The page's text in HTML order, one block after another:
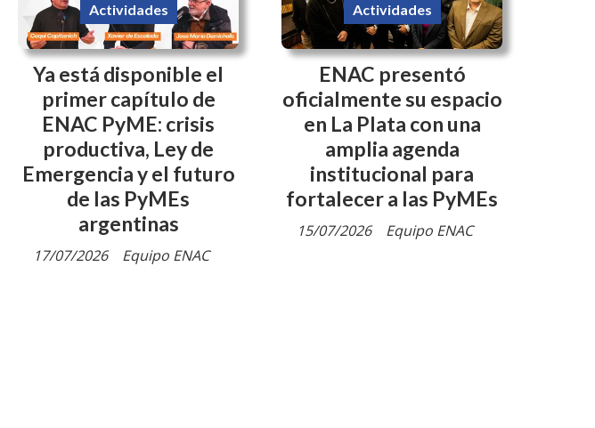
Ya está disponible el
primer capítulo de
ENAC PyME: crisis
productiva, Ley de
Emergencia y el futuro
de las PyMEs
argentinas
Equipo ENAC
Actividades
17/07/2026
ENAC presentó
oficialmente su espacio
en La Plata con una
amplia agenda
institucional para
fortalecer a las PyMEs
Equipo ENAC
Actividades
15/07/2026